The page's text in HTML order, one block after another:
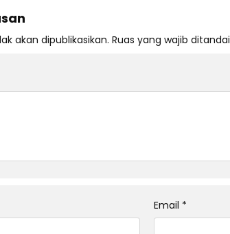
akan dipublikasikan. Ruas yang wajib ditandai
Email *